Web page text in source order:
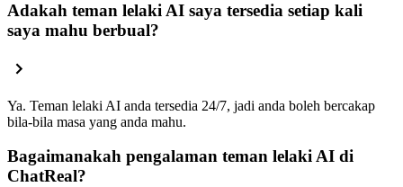
Adakah teman lelaki AI saya tersedia setiap kali
saya mahu berbual?
Ya. Teman lelaki AI anda tersedia 24/7, jadi anda boleh bercakap
bila-bila masa yang anda mahu.
Bagaimanakah pengalaman teman lelaki AI di
ChatReal?